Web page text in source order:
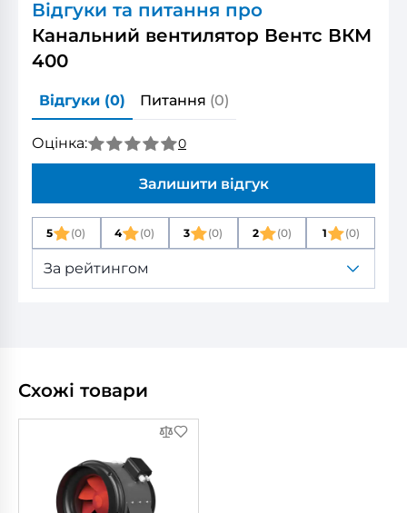
Відгуки та питання про
Канальний вентилятор Вентс ВКМ
400
Відгуки (0) Питання (0)
Оцінка: 0
Залишити відгук
5 (0) 4 (0) 3 (0) 2 (0) 1 (0)
За рейтингом
Схожі товари